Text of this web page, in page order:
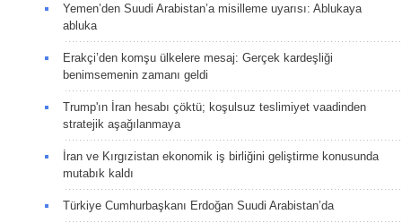
Yemen’den Suudi Arabistan’a misilleme uyarısı: Ablukaya
abluka
Erakçi’den komşu ülkelere mesaj: Gerçek kardeşliği
benimsemenin zamanı geldi
Trump'ın İran hesabı çöktü; koşulsuz teslimiyet vaadinden
stratejik aşağılanmaya
İran ve Kırgızistan ekonomik iş birliğini geliştirme konusunda
mutabık kaldı
Türkiye Cumhurbaşkanı Erdoğan Suudi Arabistan’da